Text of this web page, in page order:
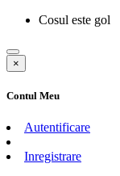
Cosul este gol
×
Contul Meu
Autentificare
Inregistrare